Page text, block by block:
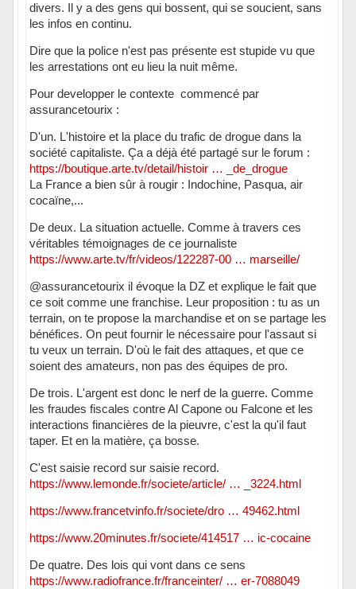
divers. Il y a des gens qui bossent, qui se soucient, sans
les infos en continu.
Dire que la police n'est pas présente est stupide vu que
les arrestations ont eu lieu la nuit même.
Pour developper le contexte commencé par
assurancetourix :
D'un. L'histoire et la place du trafic de drogue dans la
société capitaliste. Ça a déjà été partagé sur le forum :
https://boutique.arte.tv/detail/histoir … _de_drogue
La France a bien sûr à rougir : Indochine, Pasqua, air
cocaïne,...
De deux. La situation actuelle. Comme à travers ces
véritables témoignages de ce journaliste
https://www.arte.tv/fr/videos/122287-00 … marseille/
@assurancetourix il évoque la DZ et explique le fait que
ce soit comme une franchise. Leur proposition : tu as un
terrain, on te propose la marchandise et on se partage les
bénéfices. On peut fournir le nécessaire pour l'assaut si
tu veux un terrain. D'où le fait des attaques, et que ce
soient des amateurs, non pas des équipes de pro.
De trois. L'argent est donc le nerf de la guerre. Comme
les fraudes fiscales contre Al Capone ou Falcone et les
interactions financières de la pieuvre, c'est la qu'il faut
taper. Et en la matière, ça bosse.
C'est saisie record sur saisie record.
https://www.lemonde.fr/societe/article/ … _3224.html
https://www.francetvinfo.fr/societe/dro … 49462.html
https://www.20minutes.fr/societe/414517 … ic-cocaine
De quatre. Des lois qui vont dans ce sens
https://www.radiofrance.fr/franceinter/ … er-7088049